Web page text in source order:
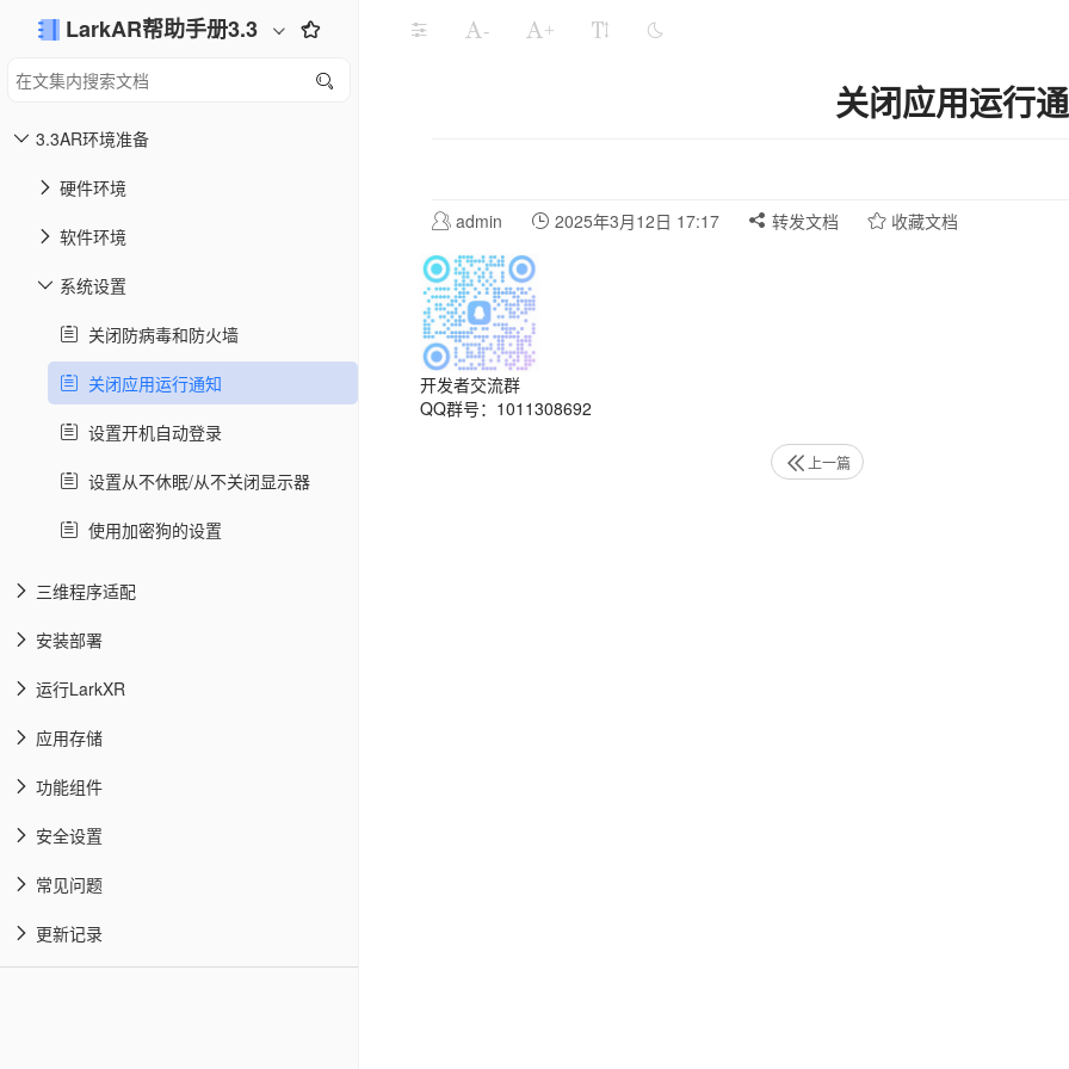
LarkAR帮助手册3.3
3.3AR环境准备
硬件环境
软件环境
系统设置
关闭防病毒和防火墙
关闭应用运行通知
设置开机自动登录
设置从不休眠/从不关闭显示器
使用加密狗的设置
三维程序适配
安装部署
运行LarkXR
应用存储
功能组件
安全设置
常见问题
更新记录
- +
关闭应用运行
admin 2025年3月12日 17:17 转发文档 收藏文档
开发者交流群
QQ群号：1011308692
上一篇